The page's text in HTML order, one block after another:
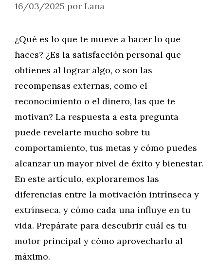
16/03/2025 por Lana
¿Qué es lo que te mueve a hacer lo que
haces? ¿Es la satisfacción personal que
obtienes al lograr algo, o son las
recompensas externas, como el
reconocimiento o el dinero, las que te
motivan? La respuesta a esta pregunta
puede revelarte mucho sobre tu
comportamiento, tus metas y cómo puedes
alcanzar un mayor nivel de éxito y bienestar.
En este artículo, exploraremos las
diferencias entre la motivación intrínseca y
extrínseca, y cómo cada una influye en tu
vida. Prepárate para descubrir cuál es tu
motor principal y cómo aprovecharlo al
máximo.